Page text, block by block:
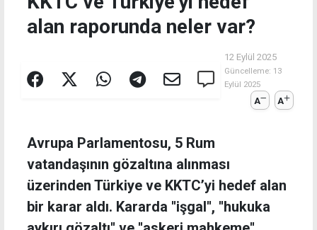
alan raporunda neler var?
12 Eylül 2025
Güncelleme: 13
Eylül 2025
A A
Avrupa Parlamentosu, 5 Rum
vatandaşının gözaltına alınması
üzerinden Türkiye ve KKTC’yi hedef alan
bir karar aldı. Kararda ''işgal'', ''hukuka